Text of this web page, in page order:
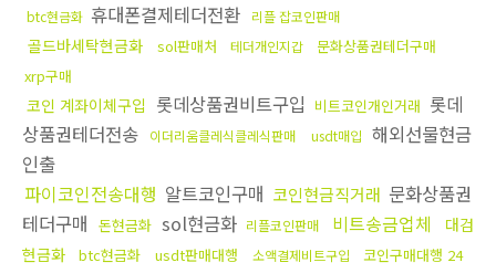
btc현금화 휴대폰결제테더전환 리플 잡코인판매
골드바세탁현금화 sol판매처 테더개인지갑
문화상품권테더구매
xrp구매
코인 계좌이체구입 롯데상품권비트구입 비트코인개인거래 롯데
상품권테더전송
이더리움클레식클레식판매 usdt매입 해외선물현금
인출
파이코인전송대행 알트코인구매 코인현금직거래 문화상품권
테더구매 돈현금화 sol현금화 리플코인판매 비트송금업체
대검
현금화
btc현금화 usdt판매대행 소액결제비트구입
코인구매대행 24